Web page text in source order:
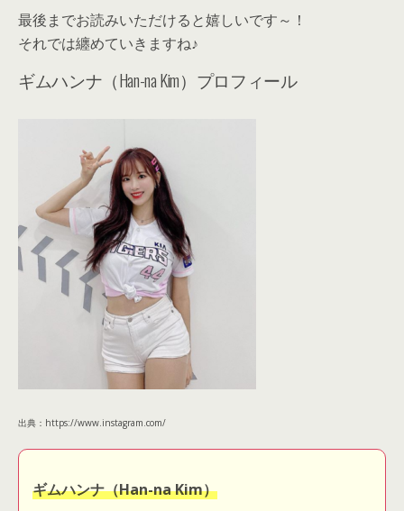
最後までお読みいただけると嬉しいです～！
それでは纏めていきますね♪
ギムハンナ（Han-na Kim）プロフィール
出典：https://www.instagram.com/
ギムハンナ（Han-na Kim）